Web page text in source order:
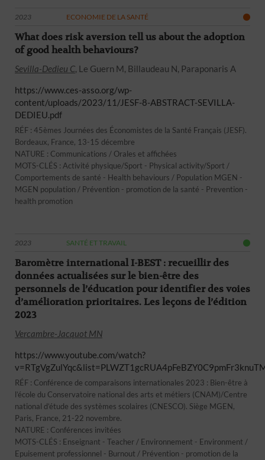
2023 ECONOMIE DE LA SANTÉ
What does risk aversion tell us about the adoption
of good health behaviours?
Sevilla-Dedieu C, Le Guern M, Billaudeau N, Paraponaris A
https://www.ces-asso.org/wp-
content/uploads/2023/11/JESF-8-ABSTRACT-SEVILLA-
DEDIEU.pdf
RÉF : 45èmes Journées des Économistes de la Santé Français (JESF).
Bordeaux, France, 13-15 décembre
NATURE : Communications / Orales et affichées
MOTS-CLÉS : Activité physique/Sport - Physical activity/Sport /
Comportements de santé - Health behaviours / Population MGEN -
MGEN population / Prévention - promotion de la santé - Prevention -
health promotion
2023 SANTÉ ET TRAVAIL
Baromètre international I-BEST : recueillir des
données actualisées sur le bien-être des
personnels de l’éducation pour identifier des voies
d’amélioration prioritaires. Les leçons de l’édition
2023
Vercambre-Jacquot MN
https://www.youtube.com/watch?
RÉF : Conférence de comparaisons internationales 2023 : Bien-être à
l’école du Conservatoire national des arts et métiers (CNAM)/Centre
national d’étude des systèmes scolaires (CNESCO). Siège MGEN,
Paris, France, 21-22 novembre.
NATURE : Conférences invitées
MOTS-CLÉS : Enseignant - Teacher / Environnement - Environment /
Epuisement professionnel - Burnout / Prévention - promotion de la